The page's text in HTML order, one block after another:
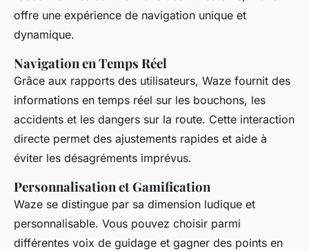
offre une expérience de navigation unique et
dynamique.
Navigation en Temps Réel
Grâce aux rapports des utilisateurs, Waze fournit des
informations en temps réel sur les bouchons, les
accidents et les dangers sur la route. Cette interaction
directe permet des ajustements rapides et aide à
éviter les désagréments imprévus.
Personnalisation et Gamification
Waze se distingue par sa dimension ludique et
personnalisable. Vous pouvez choisir parmi
différentes voix de guidage et gagner des points en